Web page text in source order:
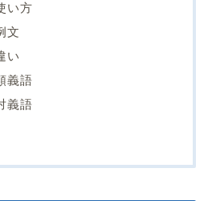
い方
文
い
義語
義語